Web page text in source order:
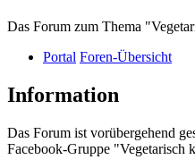
Das Forum zum Thema
Portal Foren-Übersicht
Information
Das Forum ist vorübergehend
Facebook-Gruppe "Vegetarisch